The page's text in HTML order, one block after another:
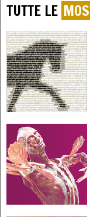
TUTTE LE